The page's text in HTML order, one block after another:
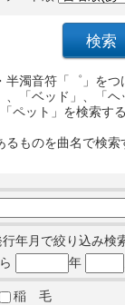
濁音符「゜」を
、「ベッド」、「
ペット」を検索
ものを曲名で検
年月で絞り込み検
年
稲 毛